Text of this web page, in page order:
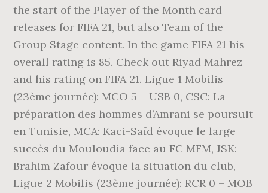
the start of the Player of the Month card
releases for FIFA 21, but also Team of the
Group Stage content. In the game FIFA 21 his
overall rating is 85. Check out Riyad Mahrez
and his rating on FIFA 21. Ligue 1 Mobilis
(23ème journée): MCO 5 – USB 0, CSC: La
préparation des hommes d’Amrani se poursuit
en Tunisie, MCA: Kaci-Saïd évoque le large
succès du Mouloudia face au FC MFM, JSK:
Brahim Zafour évoque la situation du club,
Ligue 2 Mobilis (23ème journée): RCR 0 – MOB